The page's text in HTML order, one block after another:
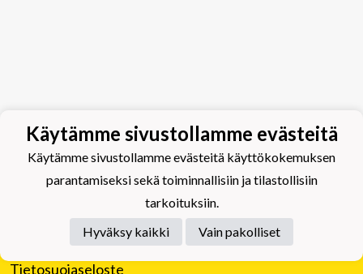
Tietosuojaseloste
Käytämme sivustollamme evästeitä
Käytämme sivustollamme evästeitä käyttökokemuksen
parantamiseksi sekä toiminnallisiin ja tilastollisiin
tarkoituksiin.
Hyväksy kaikki
Vain pakolliset